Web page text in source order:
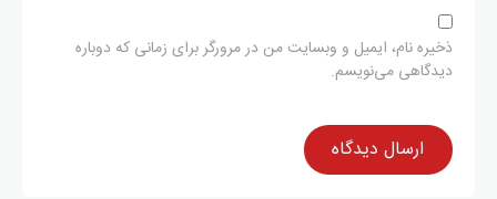
ذخیره نام، ایمیل و وبسایت من در مرورگر برای زمانی که دوباره
دیدگاهی می‌نویسم.